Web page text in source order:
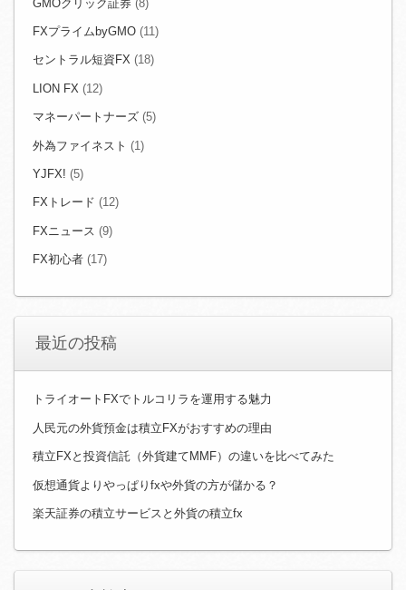
GMOクリック証券 (8)
FXプライムbyGMO (11)
セントラル短資FX (18)
LION FX (12)
マネーパートナーズ (5)
外為ファイネスト (1)
YJFX! (5)
FXトレード (12)
FXニュース (9)
FX初心者 (17)
最近の投稿
トライオートFXでトルコリラを運用する魅力
人民元の外貨預金は積立FXがおすすめの理由
積立FXと投資信託（外貨建てMMF）の違いを比べてみた
仮想通貨よりやっぱりfxや外貨の方が儲かる？
楽天証券の積立サービスと外貨の積立fx